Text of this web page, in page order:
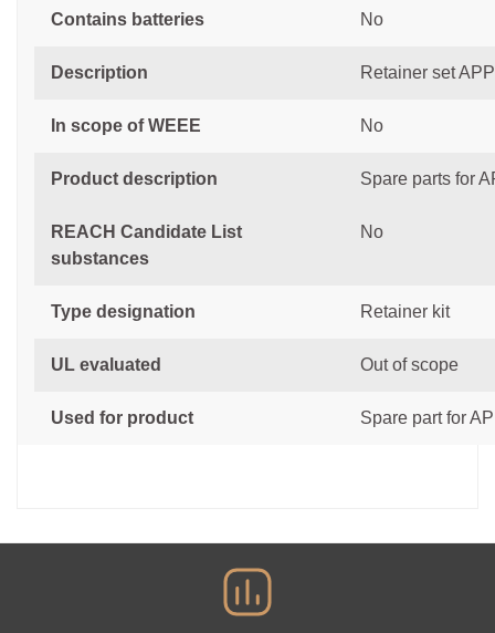
Contains batteries No
Description Retainer set
In scope of WEEE No
Product description Spare parts for
REACH Candidate List
substances
No
Type designation Retainer kit
UL evaluated Out of scope
Used for product Spare part for
Yorum Yaz
Görüş ve önerileriniz için teşekkür ederiz.
Ürün resmi kalitesiz, bozuk veya görüntülenemiyor.